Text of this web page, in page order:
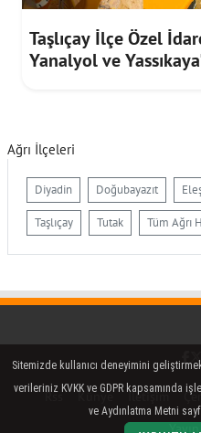
Taşlıçay İlçe Özel
Yanalyol ve
Ağrı İlçeleri
Diyadin Doğubayazıt
Taşlıçay Tutak Tüm Ağrı
Rss Künye İletişim
Sitemizde kullanıcı deneyimini
verileriniz KVKK ve GDPR kapsamında
ve Aydınlatma Metni